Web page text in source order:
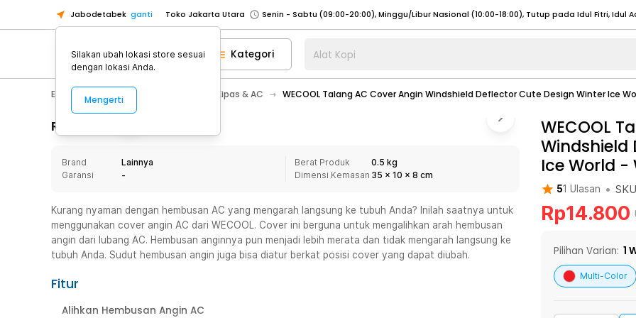
Jabodetabek ganti Toko Jakarta Utara
Toko Tangerang
Toko Cikupa
Pick n Go Jakarta Barat
Senin - Jumat (07:00 - 20:00), Sabtu - Minggu (08:00 - 20:00), Tutup pada Idul Fitri
Pick n Go Bekasi
Senin - Jumat (08:00 - 20:00), Sabtu - Minggu/ Libur Nasional (08:00 - 17:00) Selengkapnya
Senin - Jumat (08:00 - 20:00), Sabtu - Minggu/ Libur Nasional (08:00 - 17:00) Selengkapnya
Senin - Sabtu (09:00-20:00), Minggu/Libur Nasional (12:00-20:00), Tutup pada Idul Fitri
Senin - Sabtu (09:00-20:00), Minggu/Libur Nasional (12:00-20:00), Tutup pada Idul Fitri
Toko Tangerang
Toko Cikupa
Pick n Go Jakarta Barat
Senin - Jumat (07:00 - 20:00), Sabtu - Minggu (08:00 - 20:00), Tutup pada Idul Fitri
Senin - Jumat (08:00 - 20:00), Sabtu - Minggu/ Libur Nasional (08:00 - 17:00) Selengkapnya
Kategori Alat Kopi
Electronic Pendingin Ruangan Kipas & AC WECOOL Talang AC Cover Angin Windshield Deflector Cute Design Winter Ice
Rincian Produk
Brand
Lainnya
Garansi
-
Berat Produk
0.5 kg
Dimensi Kemasan 35 x 10 x 8 cm
Kurang nyaman dengan hembusan AC yang mengarah langsung ke tubuh Anda? Inilah saatnya untuk
menggunakan cover angin AC dari WECOOL. Cover ini berguna untuk mengalihkan arah hembusan
angin dari lubang AC. Hembusan anginnya pun menjadi lebih merata dan tidak mengarah langsung ke
tubuh Anda. Sudut hembusan angin juga bisa diatur berkat posisi cover yang dapat diubah.
Fitur
Alihkan Hembusan Angin AC
WECOOL
Windshield
Ice World -
51 Ulasan • SKU
Rp14.800
Pilihan Varian: 1
Multi-Color
Silakan ubah lokasi store sesuai
dengan lokasi Anda.
Mengerti